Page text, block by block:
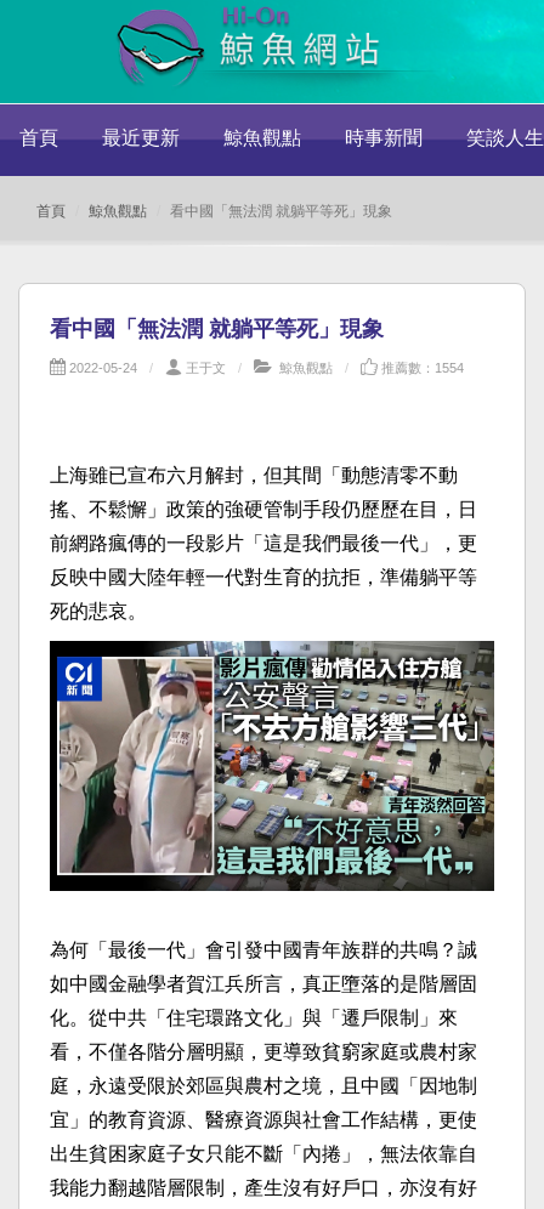
首頁 最近更新 鯨魚觀點 時事新聞 笑談人生
首頁 鯨魚觀點 看中國「無法潤 就躺平等死」現象
看中國「無法潤 就躺平等死」現象
2022-05-24 王于文 鯨魚觀點 推薦數：1554
上海雖已宣布六月解封，但其間「動態清零不動
搖、不鬆懈」政策的強硬管制手段仍歷歷在目，日
前網路瘋傳的一段影片「這是我們最後一代」，更
反映中國大陸年輕一代對生育的抗拒，準備躺平等
死的悲哀。
為何「最後一代」會引發中國青年族群的共鳴？誠
如中國金融學者賀江兵所言，真正墮落的是階層固
化。從中共「住宅環路文化」與「遷戶限制」來
看，不僅各階分層明顯，更導致貧窮家庭或農村家
庭，永遠受限於郊區與農村之境，且中國「因地制
宜」的教育資源、醫療資源與社會工作結構，更使
出生貧困家庭子女只能不斷「內捲」，無法依靠自
我能力翻越階層限制，產生沒有好戶口，亦沒有好